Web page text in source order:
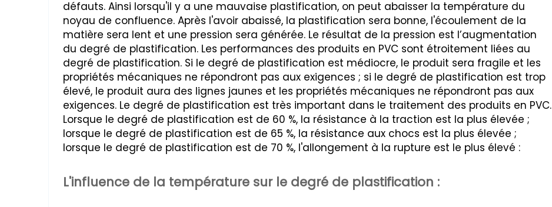
défauts. Ainsi lorsqu'il y a une mauvaise plastification, on peut abaisser la température du
noyau de confluence. Après l'avoir abaissé, la plastification sera bonne, l'écoulement de la
matière sera lent et une pression sera générée. Le résultat de la pression est l’augmentation
du degré de plastification. Les performances des produits en PVC sont étroitement liées au
degré de plastification. Si le degré de plastification est médiocre, le produit sera fragile et les
propriétés mécaniques ne répondront pas aux exigences ; si le degré de plastification est trop
élevé, le produit aura des lignes jaunes et les propriétés mécaniques ne répondront pas aux
exigences. Le degré de plastification est très important dans le traitement des produits en PVC.
Lorsque le degré de plastification est de 60 %, la résistance à la traction est la plus élevée ;
lorsque le degré de plastification est de 65 %, la résistance aux chocs est la plus élevée ;
lorsque le degré de plastification est de 70 %, l'allongement à la rupture est le plus élevé :
L'influence de la température sur le degré de plastification :